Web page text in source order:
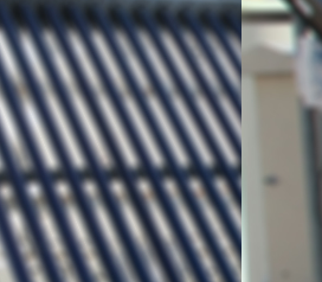
παράδειγμα
ενεργειακά
Αθήνα, υπό την
επίτευγμα που
The